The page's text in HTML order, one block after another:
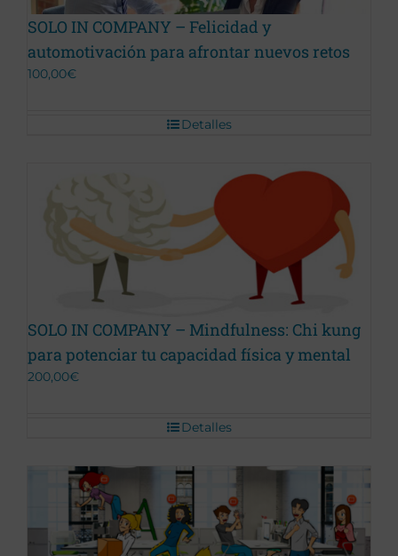
SOLO IN COMPANY – Felicidad y
automotivación para afrontar nuevos retos
100,00€
Detalles
Promoción Terminada
SOLO IN COMPANY – Mindfulness: Chi kung
para potenciar tu capacidad física y mental
200,00€
Detalles
Promoción Terminada